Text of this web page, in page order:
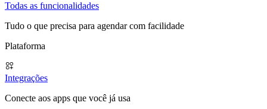
Todas as funcionalidades
Tudo o que precisa para agendar com facilidade
Plataforma
Integrações
Conecte aos apps que você já usa